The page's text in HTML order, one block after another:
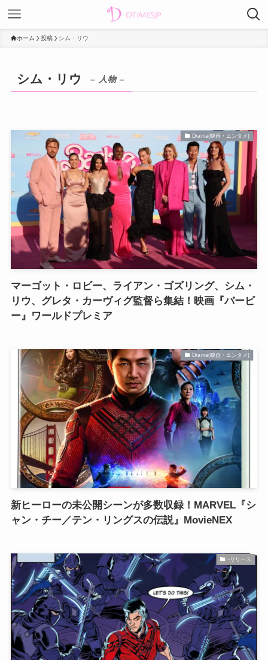
ホーム 投稿 シム・リウ
シム・リウ – 人物 –
Drama(映画・エンタメ)
マーゴット・ロビー、ライアン・ゴズリング、シム・
リウ、グレタ・カーヴィグ監督ら集結！映画『バービ
ー』ワールドプレミア
Drama(映画・エンタメ)
新ヒーローの未公開シーンが多数収録！MARVEL『シ
ャン・チー／テン・リングスの伝説』MovieNEX
-リリース